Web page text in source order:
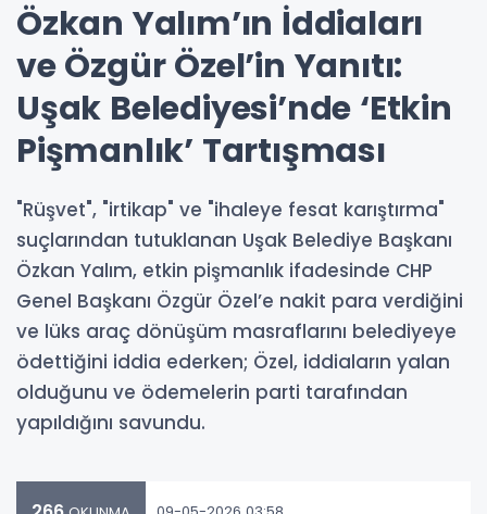
Özkan Yalım’ın İddiaları
ve Özgür Özel’in Yanıtı:
Uşak Belediyesi’nde ‘Etkin
Pişmanlık’ Tartışması
"Rüşvet", "irtikap" ve "ihaleye fesat karıştırma"
suçlarından tutuklanan Uşak Belediye Başkanı
Özkan Yalım, etkin pişmanlık ifadesinde CHP
Genel Başkanı Özgür Özel’e nakit para verdiğini
ve lüks araç dönüşüm masraflarını belediyeye
ödettiğini iddia ederken; Özel, iddiaların yalan
olduğunu ve ödemelerin parti tarafından
yapıldığını savundu.